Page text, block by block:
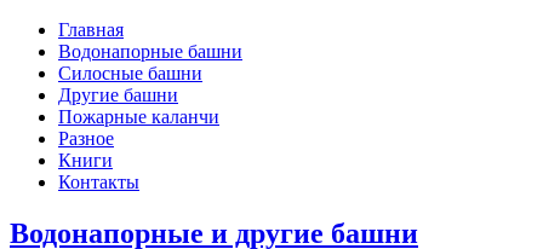
Главная
Водонапорные башни
Силосные башни
Другие башни
Пожарные каланчи
Разное
Книги
Контакты
Водонапорные и другие башни